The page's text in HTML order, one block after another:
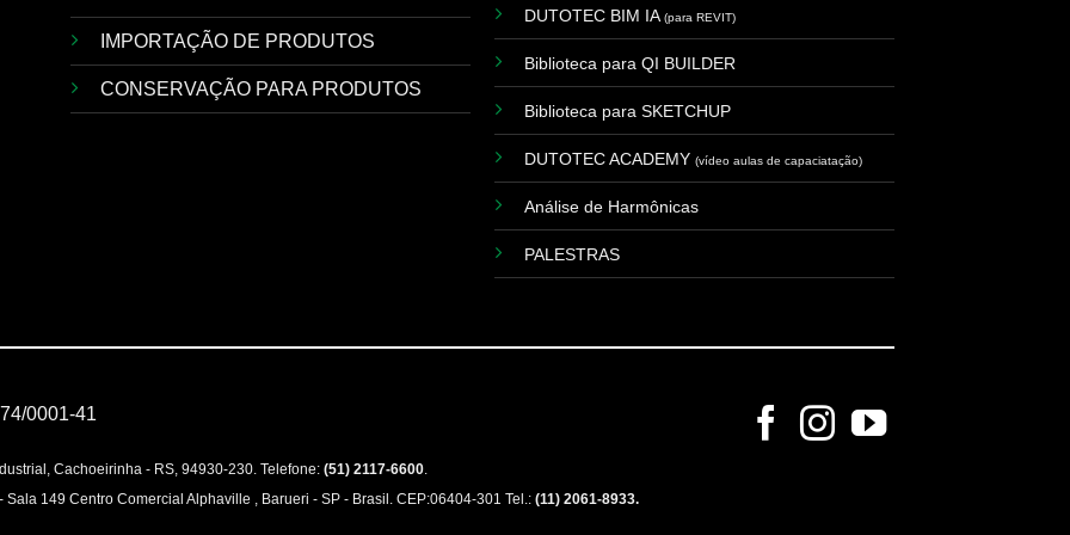
IMPORTAÇÃO DE PRODUTOS
CONSERVAÇÃO PARA PRODUTOS
DUTOTEC BIM IA(para REVIT)
Biblioteca para QI BUILDER
Biblioteca para SKETCHUP
DUTOTEC ACADEMY (vídeo aulas de capaciatação)
Análise de Harmônicas
PALESTRAS
0001-41
Cachoeirinha - RS, 94930-230. Telefone: (51) 2117-6600.
149 Centro Comercial Alphaville , Barueri - SP - Brasil. CEP:06404-301 Tel.: (11) 2061-8933.